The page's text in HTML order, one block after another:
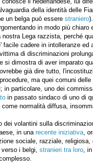
della identità delle
un belga può essere straniero
in modo più chiaro
Lega razzista, perché
facile cadere in intolleranze ed
di discriminazioni
si dimostra di aver imparato
già dire tutto,
ma quei comuni
in particolare, uno dei
in passato sindaco di uno di
normalità diffusa,
dei volantini sulla
in una recente iniziativa,
sociale, razziale, religiosa,
i belgi, stranieri tra loro,